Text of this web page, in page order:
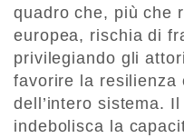
quadro che, più che
europea, rischia di
privilegiando gli
favorire la resilienza
dell’intero sistema.
indebolisca la